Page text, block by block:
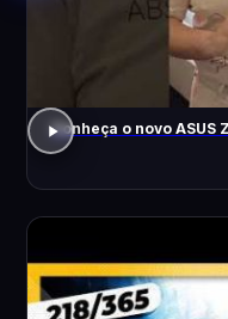
Conheça o novo ASUS